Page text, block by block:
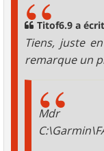
Titof6.9 a
Tiens, juste
remarque un